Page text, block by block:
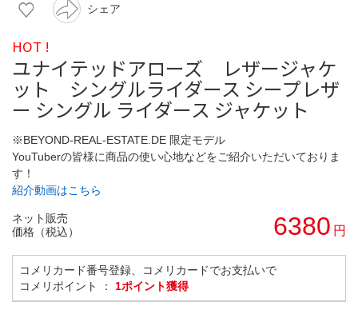
シェア
HOT !
ユナイテッドアローズ レザージャケ
ット シングルライダース シープレザ
ー シングル ライダース ジャケット
※BEYOND-REAL-ESTATE.DE 限定モデル
YouTuberの皆様に商品の使い心地などをご紹介いただいておりま
す！
紹介動画はこちら
ネット販売
価格（税込）
6380 円
コメリカード番号登録、コメリカードでお支払いで
コメリポイント ： 1ポイント獲得